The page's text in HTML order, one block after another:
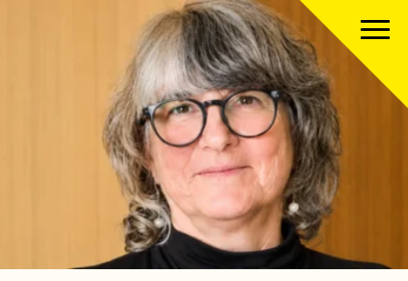
À propos
Notre équipe
Nos services